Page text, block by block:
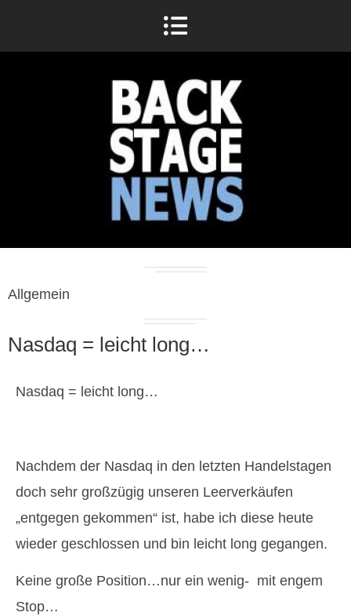
Allgemein
Nasdaq = leicht long…
Nasdaq = leicht long…
Nachdem der Nasdaq in den letzten Handelstagen
doch sehr großzügig unseren Leerverkäufen
„entgegen gekommen“ ist, habe ich diese heute
wieder geschlossen und bin leicht long gegangen.
Keine große Position…nur ein wenig- mit engem
Stop…